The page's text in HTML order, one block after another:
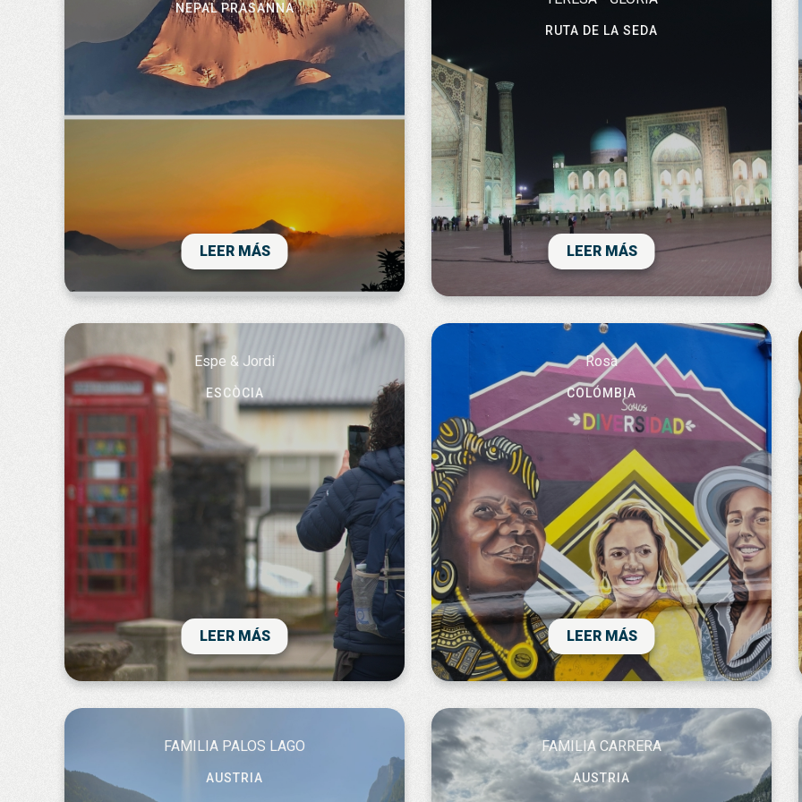
NEPAL PRASANNA
muntsnyaes que no pararies de mira.Hem
descobert que Senzillesa i felicitat van
mot unides.
LEER MÁS
RUTA DE LA SEDA
viaje espectacular, por encima de nuestras
expectativas. pais encantador y gente
maravillosa, de los sitios que mas me ha
gustado, es sorpresa tras sorpresa. viaje
bien organizado y todo ha salido redondo.
junto con egipto el viaje que mas me ha
gustado de todos los que he hecho.
LEER MÁS
Espe & Jordi
ESCÒCIA
El viaje a Escocia ha sido sorprendente,
donde hemos descubierto un país lleno de
naturaleza, historia y tradición. El sentido
de la vista no es suficiente para apreciar el
encanto que desprenden sus paisajes y su
cultura ancestral. La organización, en
pequeño grupo, es ideal para
despreocuparte de toda logística y poder
visitar lugares donde los grandes tours
redondo para recordar !
LEER MÁS
Rosa
COLÓMBIA
Viatjar sempre és una petita aventura.
Colòmbia és un país de contrasts entre les
diverses zones que val la pena poder
descobrir. Ha estat una bona experiència i
en el meu cas un bon grup de viatge que
és tan important com el destí escollit.
Sobretot pels que viatgem sols.
LEER MÁS
FAMILIA PALOS LAGO
AUSTRIA
FAMILIA CARRERA
AUSTRIA